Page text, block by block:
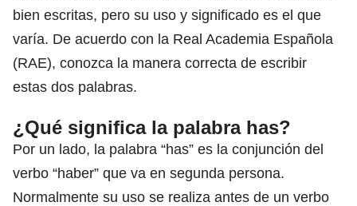
bien escritas, pero su uso y significado es el que
varía. De acuerdo con la Real Academia Española
(RAE), conozca la manera correcta de escribir
estas dos palabras.
¿Qué significa la palabra has?
Por un lado, la palabra “has” es la conjunción del
verbo “haber” que va en segunda persona.
Normalmente su uso se realiza antes de un verbo